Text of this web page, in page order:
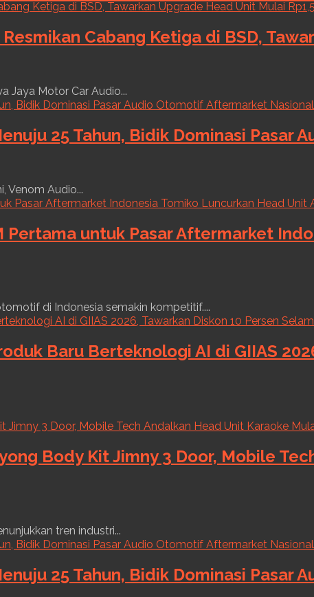
Cabang Ketiga di BSD,
Jaya Motor Car Audio...
25 Tahun, Bidik Dominasi
Venom Audio...
Pertama untuk Pasar Aftermarket
di Indonesia semakin kompetitif....
Baru Berteknologi AI di GIIAS
Body Kit Jimny 3 Door, Mobile
tren industri...
25 Tahun, Bidik Dominasi